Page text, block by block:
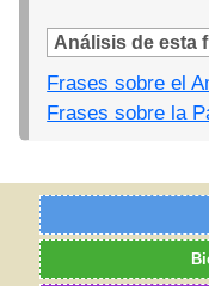
Análisis de esta
Frases sobre el
Frases sobre la